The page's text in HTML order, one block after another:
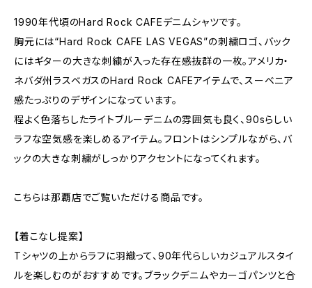
1990年代頃のHard Rock CAFEデニムシャツです。
胸元には“Hard Rock CAFE LAS VEGAS”の刺繍ロゴ、バック
にはギターの大きな刺繍が入った存在感抜群の一枚。アメリカ・
ネバダ州ラスベガスのHard Rock CAFEアイテムで、スーベニア
感たっぷりのデザインになっています。
程よく色落ちしたライトブルーデニムの雰囲気も良く、90sらしい
ラフな空気感を楽しめるアイテム。フロントはシンプルながら、バ
ックの大きな刺繍がしっかりアクセントになってくれます。
こちらは那覇店でご覧いただける商品です。
【着こなし提案】
Tシャツの上からラフに羽織って、90年代らしいカジュアルスタイ
ルを楽しむのがおすすめです。ブラックデニムやカーゴパンツと合